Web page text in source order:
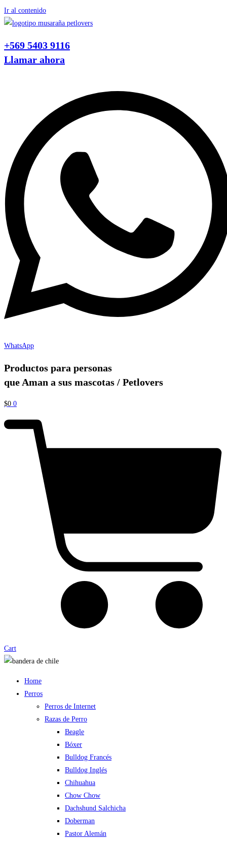
Ir al contenido
+569 5403 9116
Llamar ahora
WhatsApp
Productos para personas
que Aman a sus mascotas / Petlovers
$0 0
Cart
Home
Perros
Perros de Internet
Razas de Perro
Beagle
Bóxer
Bulldog Francés
Bulldog Inglés
Chihuahua
Chow Chow
Dachshund Salchicha
Doberman
Pastor Alemán